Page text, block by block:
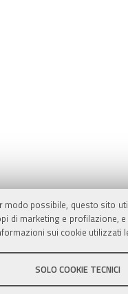
modo possibile, questo sito
di marketing e
sui cookie utilizzati
SOLO COOKIE TECNICI